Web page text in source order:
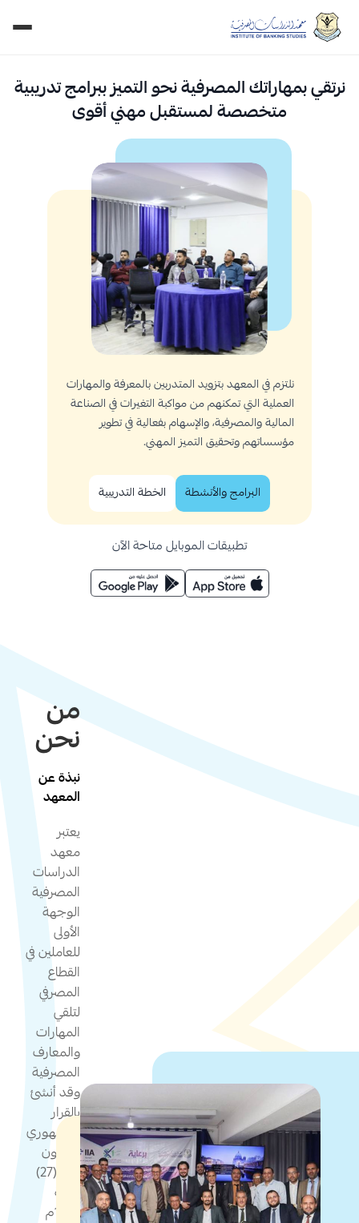
نرتقي بمهاراتك المصرفية نحو التميز ببرامج تدريبية
متخصصة لمستقبل مهني أقوى
نلتزم في المعهد بتزويد المتدربين بالمعرفة والمهارات
العملية التي تمكنهم من مواكبة التغيرات في الصناعة
المالية والمصرفية، والإسهام بفعالية في تطوير
مؤسساتهم وتحقيق التميز المهني.
البرامج والأنشطة الخطة التدريبية
تطبيقات الموبايل متاحة الآن
من
نحن
نبذة عن
المعهد
يعتبر
معهد
الدراسات
المصرفية
الوجهة
الأولى
للعاملين في
القطاع
المصرفي
لتلقي
المهارات
والمعارف
المصرفية
وقد أنشئ
بالقرار
الجمهوري
بالقانون
رقم (27)
لسنة